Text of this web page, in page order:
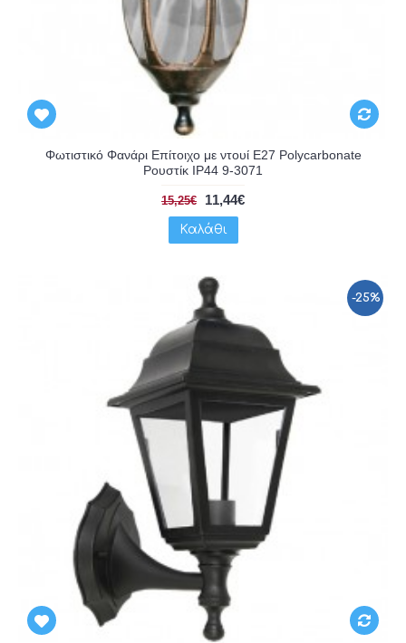
Φωτιστικό Φανάρι Επίτοιχο με ντουί E27 Polycarbonate
Ρουστίκ IP44 9-3071
15,25€ 11,44€
Καλάθι
-25%